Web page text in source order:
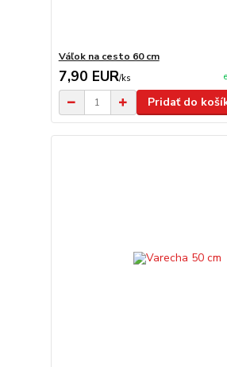
Váľok na cesto 60 cm
7,90 EUR/ks
Pridať do